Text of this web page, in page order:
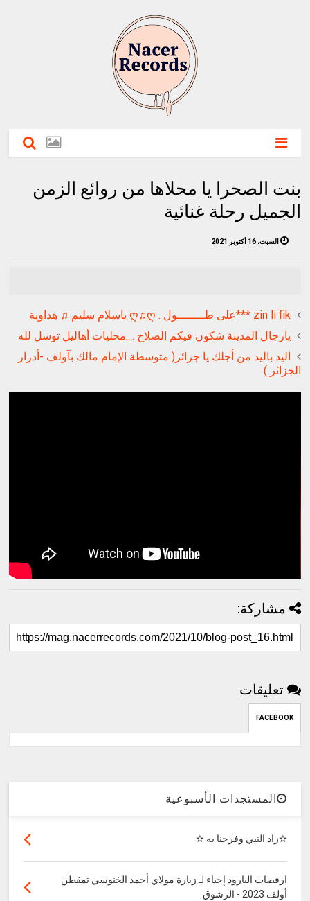
بنت الصحرا يا محلاها من روائع الزمن
الجميل رحلة غنائية
السبت، 16 أكتوبر 2021
zin li fik ***على طــــــــول . ღ♫ღ ياسلام سليم ♫ هداوية
يارجال المدينة شكون فيكم الصلاح ....محليات أهاليل توسل لله
اليد باليد من أجلك يا جزائر( متوسطة الإمام مالك بآولف -أدرار
الجزائر )
مشاركة:
تعليقات
FACEBOOK
المستجدات الأسبوعية
✫زاد النبي وفرحنا به ✫
ارقصات البارود إحياء لـ زيارة مولاي أحمد الخنوسي تمقطن
أولف 2023 - الرشوق